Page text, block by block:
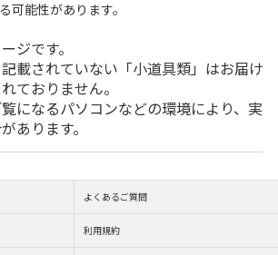
可能性があります。
ジです。
載されていない「小道具類」はお届け
ておりません。
になるパソコンなどの環境により、実
あります。
よくあるご質問
利用規約